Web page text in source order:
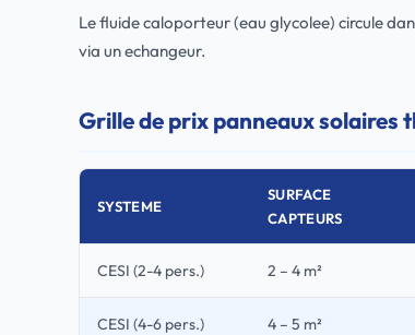
Le fluide caloporteur (eau glycolee) circule
via un echangeur.
Grille de prix panneaux solaires
SYSTEME
SURFACE
CAPTEURS
CESI (2-4 pers.) 2 – 4 m²
CESI (4-6 pers.) 4 – 5 m²